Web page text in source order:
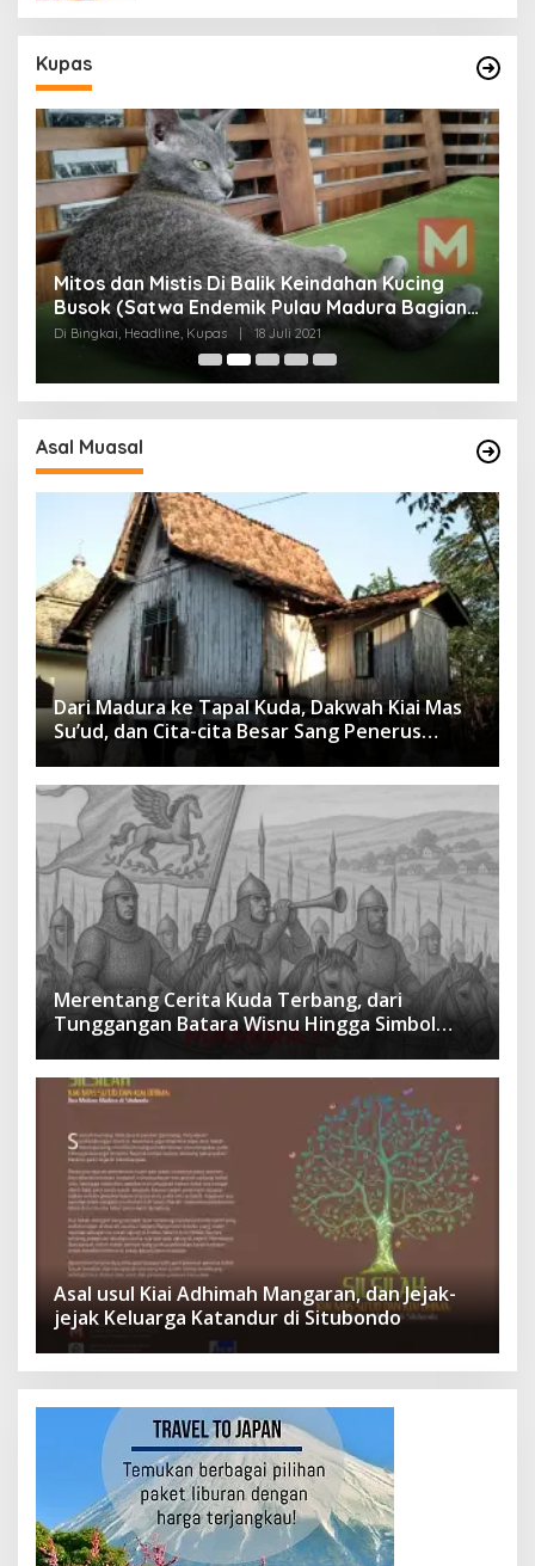
Kupas
Mitos dan Mistis Di Balik Keindahan Kucing
Busok (Satwa Endemik Pulau Madura Bagian
I)
Di Bingkai, Headline, Kupas 18 Juli 2021
Asal Muasal
Dari Madura ke Tapal Kuda, Dakwah Kiai Mas
Su’ud, dan Cita-cita Besar Sang Penerus
Merentang Cerita Kuda Terbang, dari
Tunggangan Batara Wisnu Hingga Simbol
Asal usul Kiai Adhimah Mangaran, dan Jejak-
jejak Keluarga Katandur di Situbondo